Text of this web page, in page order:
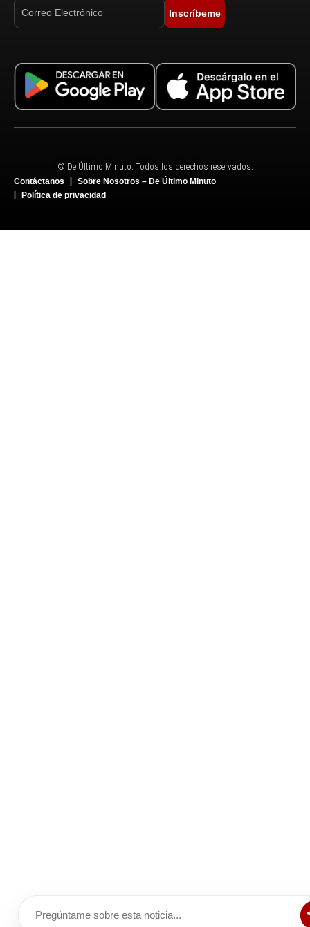
Inscríbeme
© De Último Minuto. Todos los derechos reservados.
Contáctanos
Sobre Nosotros – De Último Minuto
Política de privacidad